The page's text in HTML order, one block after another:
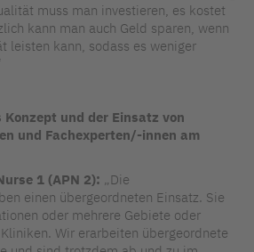
muss man investieren, es kostet
kann man auch Geld sparen, wenn
leisten kann, sodass es weniger
und der Einsatz von
und Fachexperten/-innen am
1 (APN 2): „Die
einen übergeordneten Einsatz. Sie
oder mehrere Gebiete oder
Wir erarbeiten übergeordnete